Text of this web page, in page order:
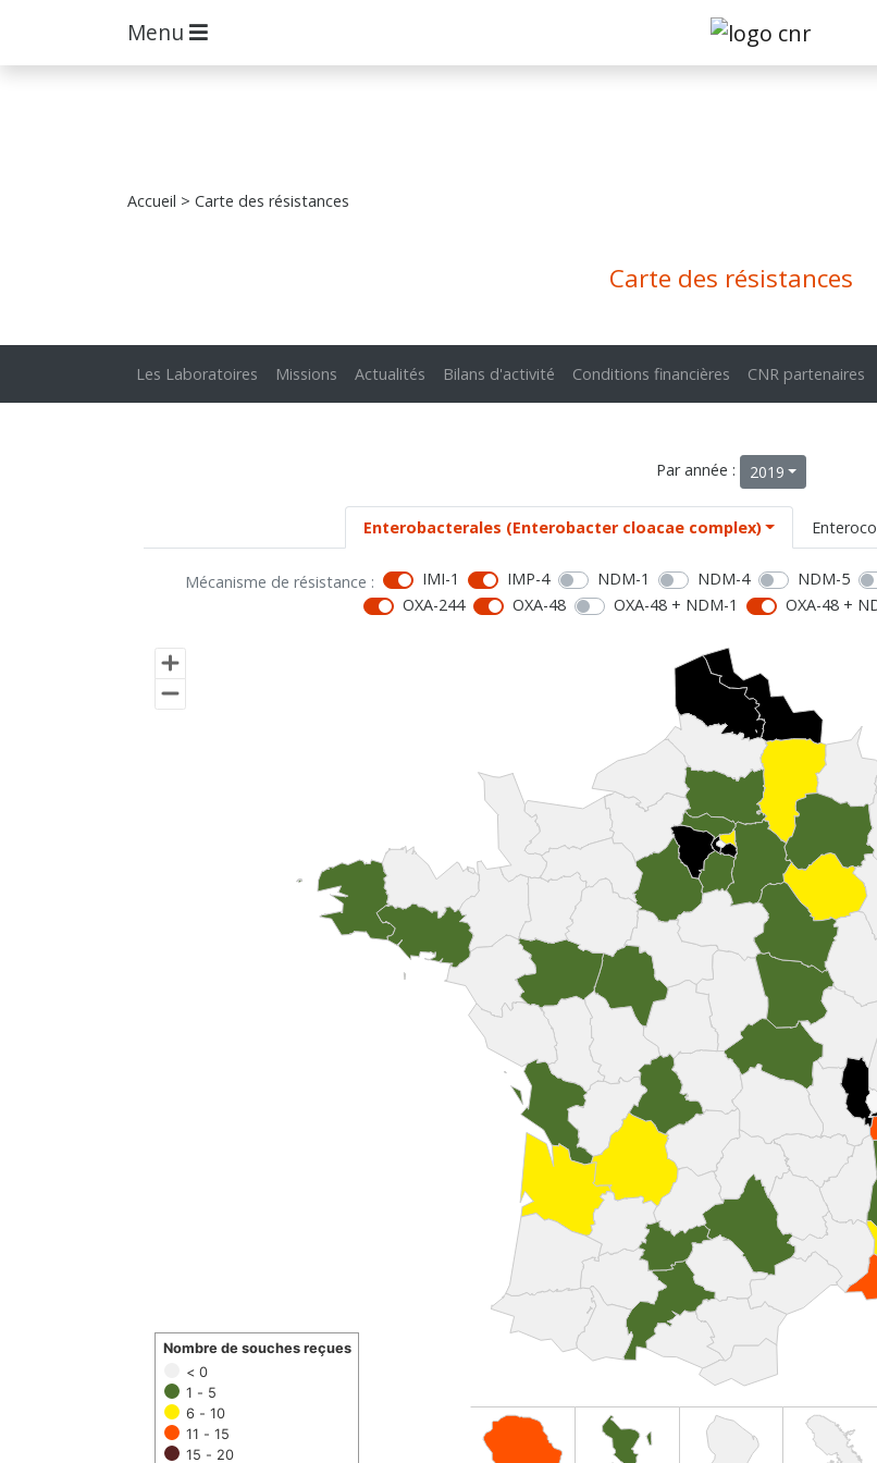
Menu
Accueil > Carte des résistances
Carte des résistances
Les Laboratoires Missions Actualités Bilans d'activité Conditions financières CNR partenaires
Par année : 2019
Enterobacterales (Enterobacter cloacae complex)
Mécanisme de résistance : IMI-1 IMP-4 NDM-1 NDM-4 NDM-5
OXA-244
OXA-48 OXA-48 + NDM-1 OXA-48 +
< 0
1 - 5
6 - 10
11 - 15
15 - 20
Nombre de souches reçues